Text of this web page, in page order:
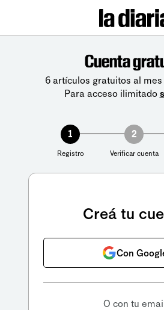
Cuenta
6 artículos gratuitos al
Para acceso ilimitado
1
Registro
2
Verificar cuenta
Creá tu
Con
O con tu